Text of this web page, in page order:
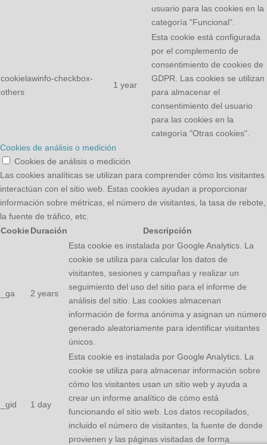
usuario para las cookies en la
categoría "Funcional".
cookielawinfo-checkbox-
others
1 year
Esta cookie está configurada
por el complemento de
consentimiento de cookies de
GDPR. Las cookies se utilizan
para almacenar el
consentimiento del usuario
para las cookies en la
categoría "Otras cookies".
Cookies de análisis o medición
Cookies de análisis o medición
Las cookies analíticas se utilizan para comprender cómo los visitantes
interactúan con el sitio web. Estas cookies ayudan a proporcionar
información sobre métricas, el número de visitantes, la tasa de rebote,
la fuente de tráfico, etc.
CookieDuración Descripción
_ga 2 years
Esta cookie es instalada por Google Analytics. La
cookie se utiliza para calcular los datos de
visitantes, sesiones y campañas y realizar un
seguimiento del uso del sitio para el informe de
análisis del sitio. Las cookies almacenan
información de forma anónima y asignan un número
generado aleatoriamente para identificar visitantes
únicos.
_gid 1 day
Esta cookie es instalada por Google Analytics. La
cookie se utiliza para almacenar información sobre
cómo los visitantes usan un sitio web y ayuda a
crear un informe analítico de cómo está
funcionando el sitio web. Los datos recopilados,
incluido el número de visitantes, la fuente de donde
provienen y las páginas visitadas de forma